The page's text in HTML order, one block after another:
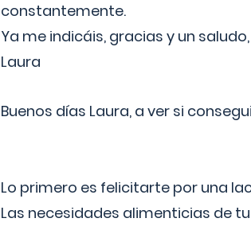
constantemente.
Ya me indicáis, gracias y un saludo,
Laura
Buenos días Laura, a ver si
Lo primero es felicitarte por una
Las necesidades alimenticias de